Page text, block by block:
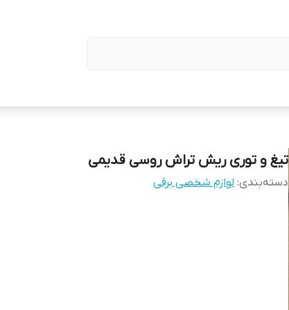
تیغ و توری ریش تراش روسی قدیمی
دسته‌بندی: لوازم شخصی برقی